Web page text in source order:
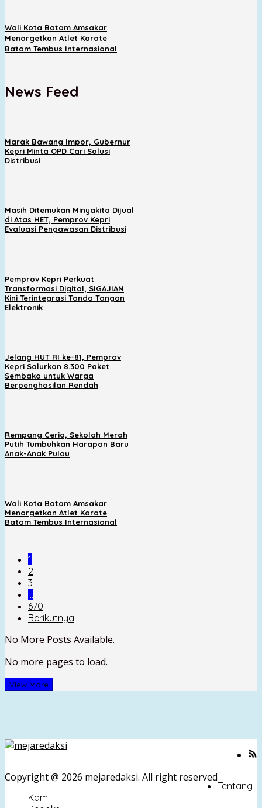
Wali Kota Batam Amsakar
Menargetkan Atlet Karate
Batam Tembus Internasional
News Feed
Marak Bawang Impor, Gubernur
Kepri Minta OPD Cari Solusi
Distribusi
Masih Ditemukan Minyakita Dijual
di Atas HET, Pemprov Kepri
Evaluasi Pengawasan Distribusi
Pemprov Kepri Perkuat
Transformasi Digital, SIGAJIAN
Kini Terintegrasi Tanda Tangan
Elektronik
Jelang HUT RI ke-81, Pemprov
Kepri Salurkan 8.300 Paket
Sembako untuk Warga
Berpenghasilan Rendah
Rempang Ceria, Sekolah Merah
Putih Tumbuhkan Harapan Baru
Anak-Anak Pulau
Wali Kota Batam Amsakar
Menargetkan Atlet Karate
Batam Tembus Internasional
1
2
3
…
670
Berikutnya
No More Posts Available.
No more pages to load.
View More
Copyright @ 2026 mejaredaksi. All right reserved
Tentang
Kami